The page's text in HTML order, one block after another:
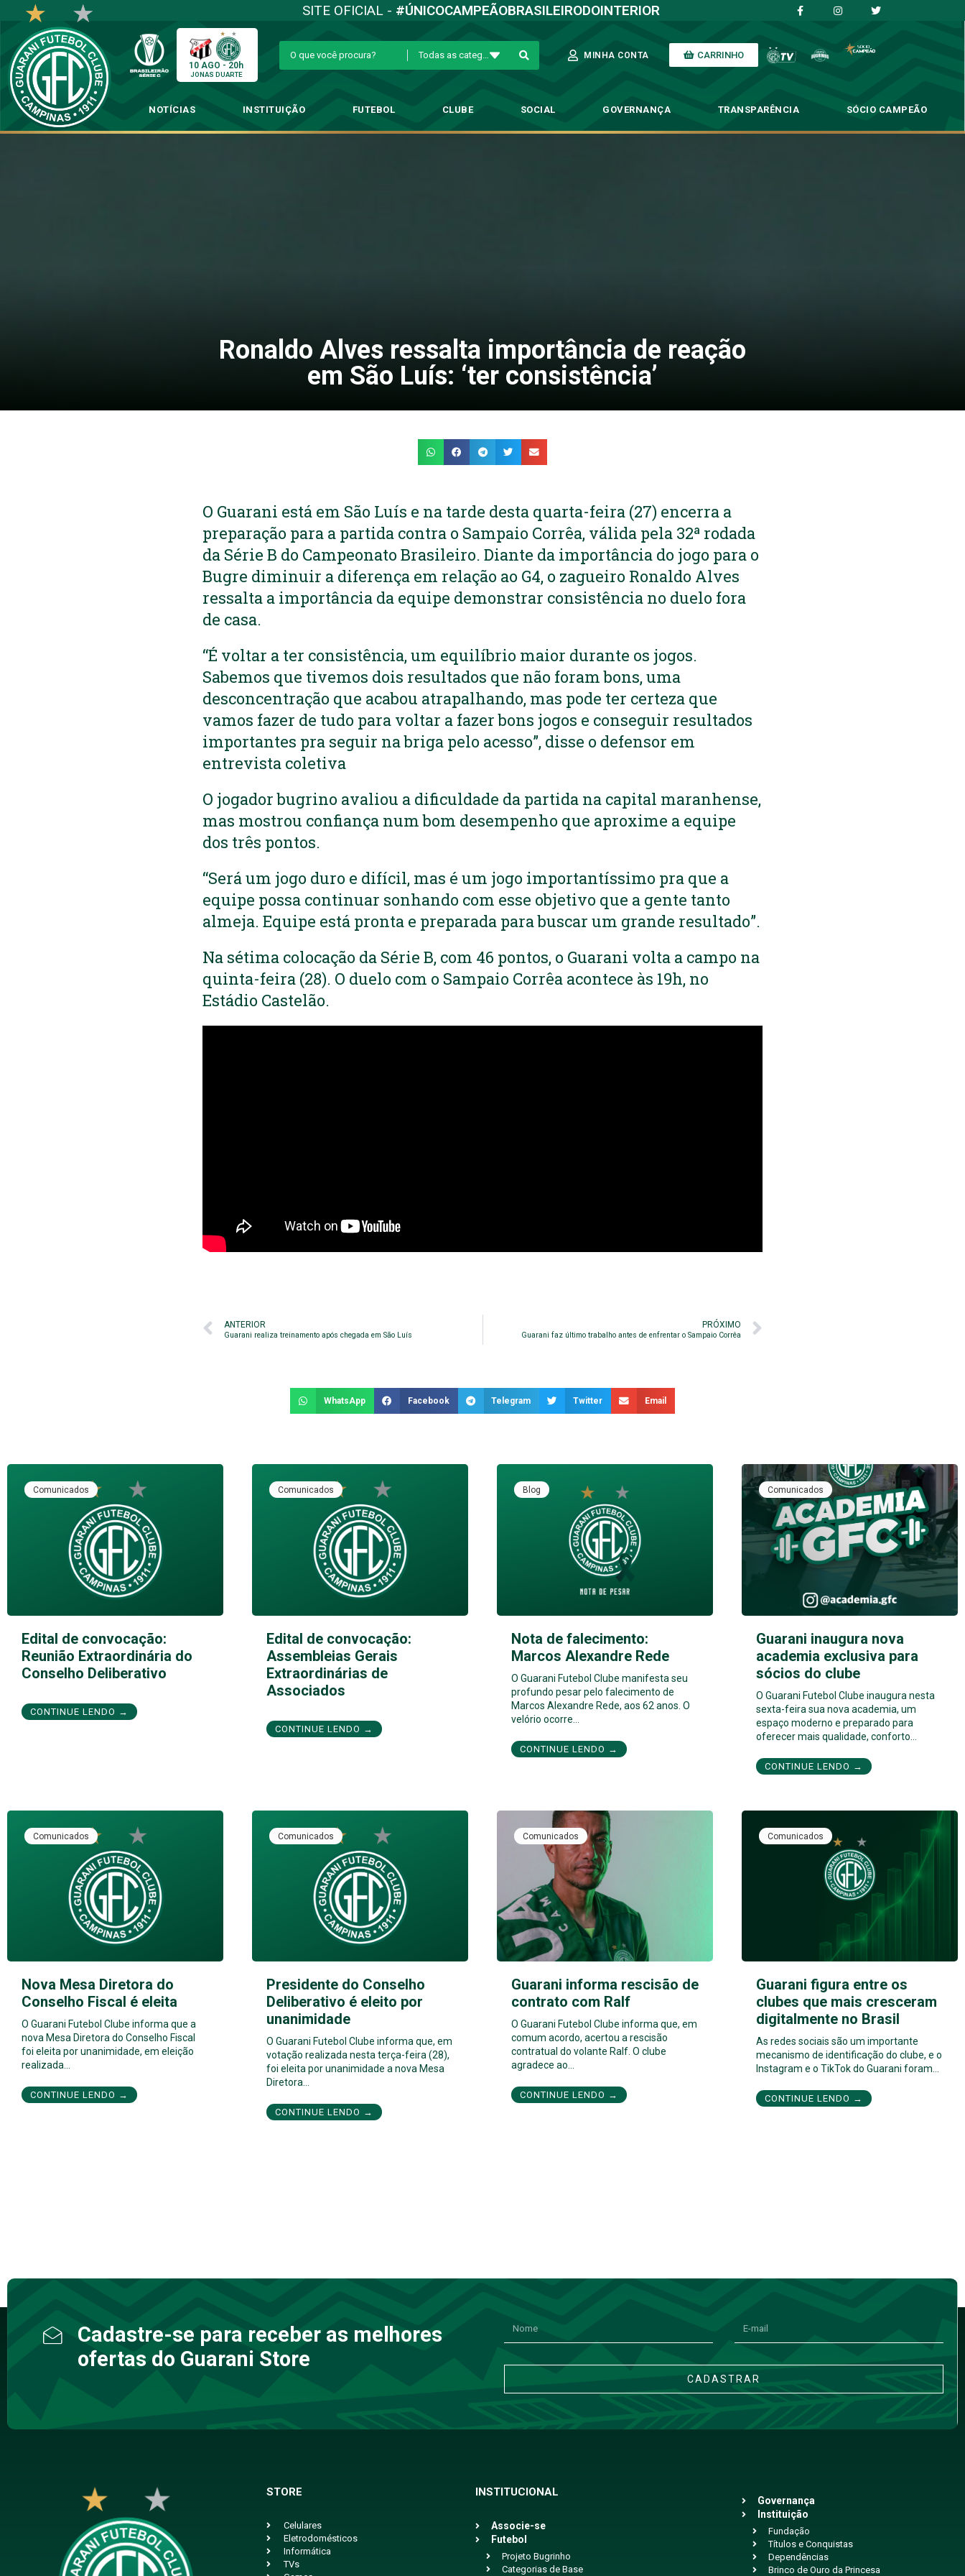
SITE OFICIAL - #ÚNICOCAMPEÃOBRASILEIRODOINTERIOR
10 AGO - 20h
JONAS DUARTE
MINHA CONTA CARRINHO
NOTÍCIAS INSTITUIÇÃO FUTEBOL CLUBE SOCIAL GOVERNANÇA TRANSPARÊNCIA SÓCIO CAMPEÃO
Ronaldo Alves ressalta importância de reação
em São Luís: ‘ter consistência’
O Guarani está em São Luís e na tarde desta quarta-feira (27) encerra a
preparação para a partida contra o Sampaio Corrêa, válida pela 32ª rodada
da Série B do Campeonato Brasileiro. Diante da importância do jogo para o
Bugre diminuir a diferença em relação ao G4, o zagueiro Ronaldo Alves
ressalta a importância da equipe demonstrar consistência no duelo fora
de casa.
“É voltar a ter consistência, um equilíbrio maior durante os jogos.
Sabemos que tivemos dois resultados que não foram bons, uma
desconcentração que acabou atrapalhando, mas pode ter certeza que
vamos fazer de tudo para voltar a fazer bons jogos e conseguir resultados
importantes pra seguir na briga pelo acesso”, disse o defensor em
entrevista coletiva
O jogador bugrino avaliou a dificuldade da partida na capital maranhense,
mas mostrou confiança num bom desempenho que aproxime a equipe
dos três pontos.
“Será um jogo duro e difícil, mas é um jogo importantíssimo pra que a
equipe possa continuar sonhando com esse objetivo que a gente tanto
almeja. Equipe está pronta e preparada para buscar um grande resultado”.
Na sétima colocação da Série B, com 46 pontos, o Guarani volta a campo na
quinta-feira (28). O duelo com o Sampaio Corrêa acontece às 19h, no
Estádio Castelão.
ANTERIOR
Guarani realiza treinamento após chegada em São Luís
PRÓXIMO
Guarani faz último trabalho antes de enfrentar o Sampaio Corrêa
WhatsApp Facebook Telegram Twitter Email
Comunicados
Edital de convocação:
Reunião Extraordinária do
Conselho Deliberativo
CONTINUE LENDO →
Comunicados
Edital de convocação:
Assembleias Gerais
Extraordinárias de
Associados
CONTINUE LENDO →
Blog
Nota de falecimento:
Marcos Alexandre Rede
O Guarani Futebol Clube manifesta seu
profundo pesar pelo falecimento de
Marcos Alexandre Rede, aos 62 anos. O
velório ocorre…
CONTINUE LENDO →
Comunicados
Guarani inaugura nova
academia exclusiva para
sócios do clube
O Guarani Futebol Clube inaugura nesta
sexta-feira sua nova academia, um
espaço moderno e preparado para
oferecer mais qualidade, conforto…
CONTINUE LENDO →
Comunicados
Nova Mesa Diretora do
Conselho Fiscal é eleita
O Guarani Futebol Clube informa que a
nova Mesa Diretora do Conselho Fiscal
foi eleita por unanimidade, em eleição
realizada…
CONTINUE LENDO →
Comunicados
Presidente do Conselho
Deliberativo é eleito por
unanimidade
O Guarani Futebol Clube informa que, em
votação realizada nesta terça-feira (28),
foi eleita por unanimidade a nova Mesa
Diretora…
CONTINUE LENDO →
Comunicados
Guarani informa rescisão de
contrato com Ralf
O Guarani Futebol Clube informa que, em
comum acordo, acertou a rescisão
contratual do volante Ralf. O clube
agradece ao…
CONTINUE LENDO →
Comunicados
Guarani figura entre os
clubes que mais cresceram
digitalmente no Brasil
As redes sociais são um importante
mecanismo de identificação do clube, e o
Instagram e o TikTok do Guarani foram…
CONTINUE LENDO →
Cadastre-se para receber as melhores
ofertas do Guarani Store
CADASTRAR
STORE
Celulares
Eletrodomésticos
Informática
TVs
INSTITUCIONAL
Associe-se
Futebol
Projeto Bugrinho
Categorias de Base
Governança
Instituição
Fundação
Títulos e Conquistas
Dependências
Brinco de Ouro da Princesa